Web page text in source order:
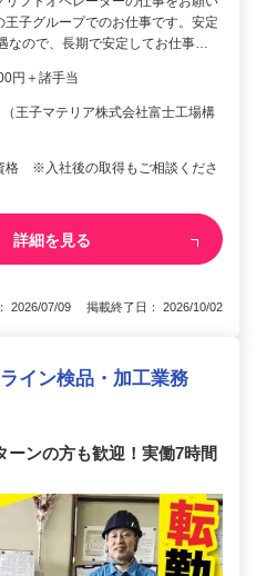
王子グループでのお仕事です。安定
なので、長期で安定してお仕事…
円＋諸手当
王子マテリア株式会社富士工場構
格 ※入社後の取得もご相談くださ
詳細を見る
2026/07/09 掲載終了日： 2026/10/02
イン検品・加工業務
ンの方も歓迎！実働7時間